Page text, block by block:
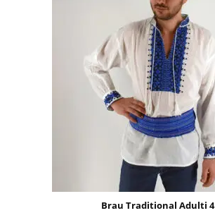
Brau Traditional Adulti 4